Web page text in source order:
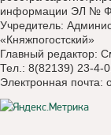
информации ЭЛ №
Учредитель:
«Княжпогостский»
Главный редактор:
Тел.: 8(82139) 23-4-
Электронная почта: